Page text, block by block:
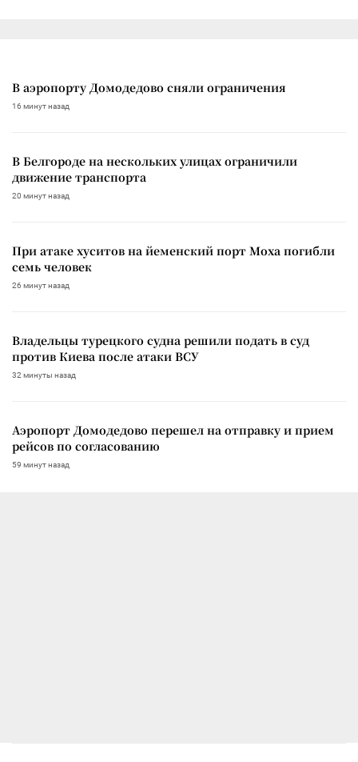
В аэропорту Домодедово сняли ограничения
16 минут назад
В Белгороде на нескольких улицах ограничили
движение транспорта
20 минут назад
При атаке хуситов на йеменский порт Моха погибли
семь человек
26 минут назад
Владельцы турецкого судна решили подать в суд
против Киева после атаки ВСУ
32 минуты назад
Аэропорт Домодедово перешел на отправку и прием
рейсов по согласованию
59 минут назад